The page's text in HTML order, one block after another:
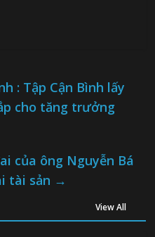
: Tập Cận Bình lấy
cho tăng trưởng
của ông Nguyễn Bá
tài sản →
View All